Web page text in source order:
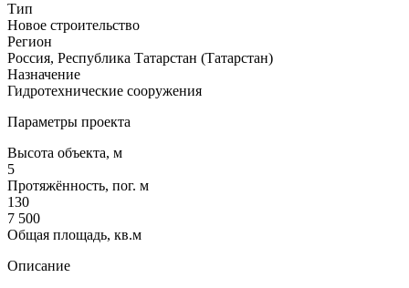
Тип
Новое строительство
Регион
Россия, Республика Татарстан (Татарстан)
Назначение
Гидротехнические сооружения
Параметры проекта
Высота объекта, м
5
Протяжённость, пог. м
130
7 500
Общая площадь, кв.м
Описание